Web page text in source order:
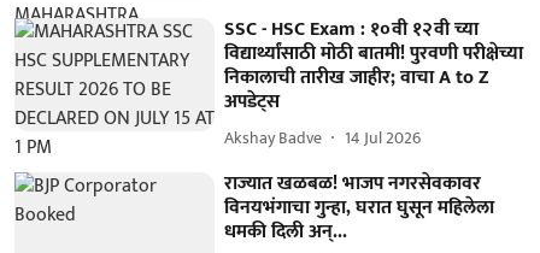
SSC - HSC Exam : १०वी १२वी च्या
विद्यार्थ्यांसाठी मोठी बातमी! पुरवणी परीक्षेच्या
निकालाची तारीख जाहीर; वाचा A to Z
अपडेट्स
Akshay Badve 14 Jul 2026
राज्यात खळबळ! भाजप नगरसेवकावर
विनयभंगाचा गुन्हा, घरात घुसून महिलेला
धमकी दिली अन्...